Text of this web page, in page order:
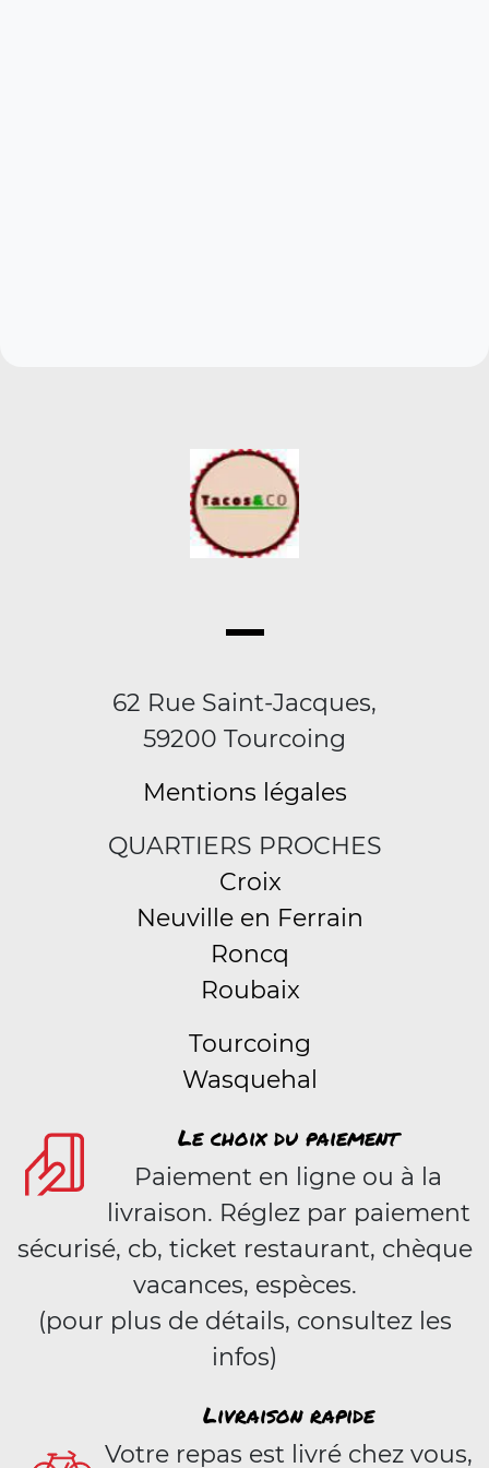
62 Rue Saint-Jacques,
59200 Tourcoing
Mentions légales
QUARTIERS PROCHES
Croix
Neuville en Ferrain
Roncq
Roubaix
Tourcoing
Wasquehal
Le choix du paiement
Paiement en ligne ou à la
livraison. Réglez par paiement
sécurisé, cb, ticket restaurant, chèque
vacances, espèces.
(pour plus de détails, consultez les
infos)
Livraison rapide
Votre repas est livré chez vous,